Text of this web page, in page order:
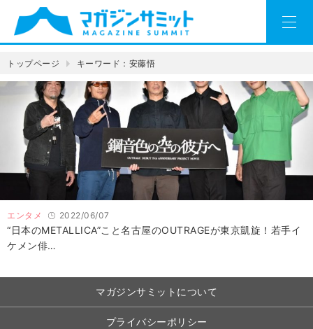
トップページ キーワード：安藤悟
エンタメ 2022/06/07
“日本のMETALLICA”こと名古屋のOUTRAGEが東京凱旋！若手イ
ケメン俳…
マガジンサミットについて
プライバシーポリシー